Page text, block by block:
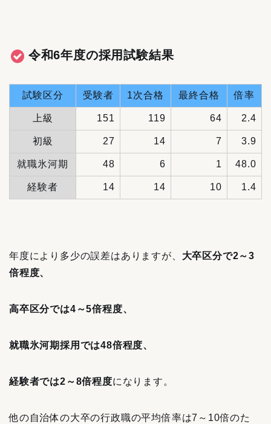
令和6年度の採用試験結果
試験区分 受験者 1次合格 最終合格 倍率
上級 151 119 64 2.4
初級 27 14 7 3.9
就職氷河期 48 6 1 48.0
経験者 14 14 10 1.4
年度により多少の誤差はありますが、 大卒区分で2～3
倍程度、
高卒区分では4～5倍程度、
就職氷河期採用では48倍程度、
経験者では2～8倍程度になります。
他の自治体の大卒の行政職の平均倍率は7～10倍のた